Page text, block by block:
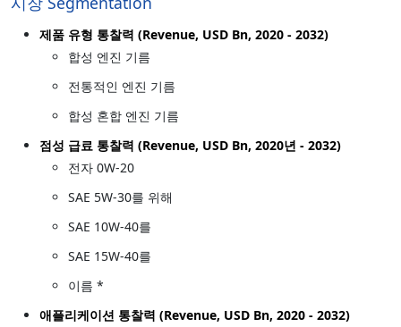
제품 유형 통찰력 (Revenue, USD Bn, 2020 - 2032)
합성 엔진 기름
전통적인 엔진 기름
합성 혼합 엔진 기름
점성 급료 통찰력 (Revenue, USD Bn, 2020년 - 2032)
전자 0W-20
SAE 5W-30를 위해
SAE 10W-40를
SAE 15W-40를
이름 *
애플리케이션 통찰력 (Revenue, USD Bn, 2020 - 2032)